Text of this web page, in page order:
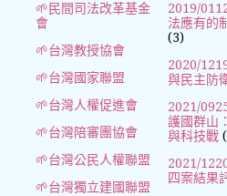
🌱民間司法改革基金
會
🌱台灣教授協會
🌱台灣國家聯盟
🌱台灣人權促進會
🌱台灣陪審團協會
🌱台灣公民人權聯盟
🌱台灣獨立建國聯盟
2019/
法應有的
(3)
2020/
與民主防
2021/
護國群山
與科技戰
2021/
四案結果